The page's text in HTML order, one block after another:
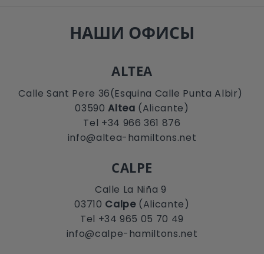
НАШИ ОФИСЫ
ALTEA
Calle Sant Pere 36(Esquina Calle Punta Albir)
03590Altea (Alicante)
Tel +34 966 361 876
info@altea-hamiltons.net
CALPE
Calle La Niña 9
03710 Calpe(Alicante)
Tel +34 965 05 70 49
info@calpe-hamiltons.net